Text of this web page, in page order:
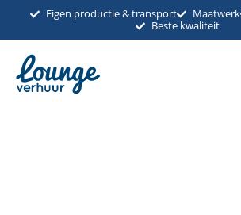
inhoud
Eigen productie & transport Maatwerk
Beste kwaliteit